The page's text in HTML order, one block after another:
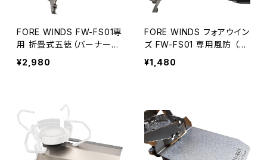
FORE WINDS FW-FS01専
用 折畳式五徳（バーナーは
別売）
¥2,980
FORE WINDS フォアウイン
ズ FW-FS01 専用風防 （バ
ーナーは別売）
¥1,480